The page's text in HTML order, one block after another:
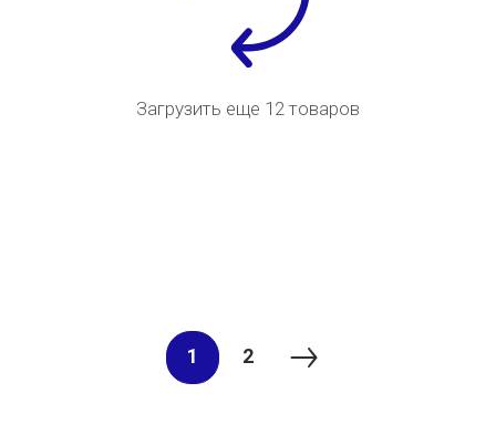
Загрузить еще 12 товаров
1 2